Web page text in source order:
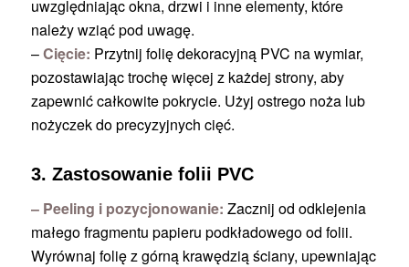
uwzględniając okna, drzwi i inne elementy, które
należy wziąć pod uwagę.
–Cięcie: Przytnij folię dekoracyjną PVC na wymiar,
pozostawiając trochę więcej z każdej strony, aby
zapewnić całkowite pokrycie. Użyj ostrego noża lub
nożyczek do precyzyjnych cięć.
3. Zastosowanie folii PVC
– Peeling i pozycjonowanie: Zacznij od odklejenia
małego fragmentu papieru podkładowego od folii.
Wyrównaj folię z górną krawędzią ściany, upewniając